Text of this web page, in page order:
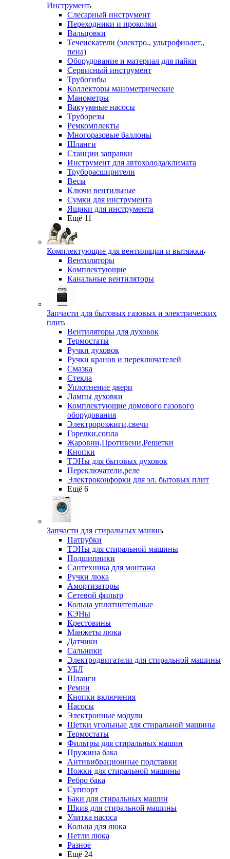
Инструмент
Слесарный инструмент
Переходники и проколки
Вальцовки
Течеискатели (электро., ультрофиолет.,
пена)
Оборудование и материал для пайки
Сервисный инструмент
Трубогибы
Коллекторы манометрические
Манометры
Вакуумные насосы
Труборезы
Ремкомплекты
Многоразовые баллоны
Шланги
Станции заправки
Инструмент для автохолода/климата
Труборасширители
Весы
Ключи вентильные
Сумки для инструмента
Ящики для инструмента
Ещё 11
Комплектующие для вентиляции и вытяжки
Вентиляторы
Комплектующие
Канальные вентиляторы
Запчасти для бытовых газовых и электрических
плит
Вентиляторы для духовок
Термостаты
Ручки духовок
Ручки кранов и переключателей
Смазка
Стекла
Уплотнение двери
Лампы духовки
Комплектующие домового газового
оборудования
Электророзжиги,свечи
Горелки,сопла
Жаровни,Противени,Решетки
Кнопки
ТЭНы для бытовых духовок
Переключатели,реле
Электроконфорки для эл. бытовых плит
Ещё 6
Запчасти для стиральных машин
Патрубки
ТЭНы для стиральной машины
Подшипники
Сантехника для монтажа
Ручки люка
Амортизаторы
Сетевой фильтр
Кольца уплотнительные
КЭНы
Крестовины
Манжеты люка
Датчики
Сальники
Электродвигатели для стиральной машины
УБЛ
Шланги
Ремни
Кнопки включения
Насосы
Электронные модули
Щетки угольные для стиральной машины
Термостаты
Фильтры для стиральных машин
Пружина бака
Антивибрационные подставки
Ножки для стиральной машины
Ребро бака
Суппорт
Баки для стиральных машин
Шкив для стиральной машины
Улитка насоса
Кольца для люка
Петли люка
Разное
Ещё 24